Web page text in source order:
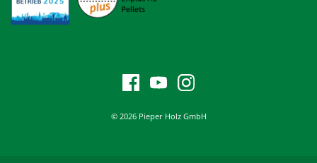
© 2026 Pieper Holz GmbH